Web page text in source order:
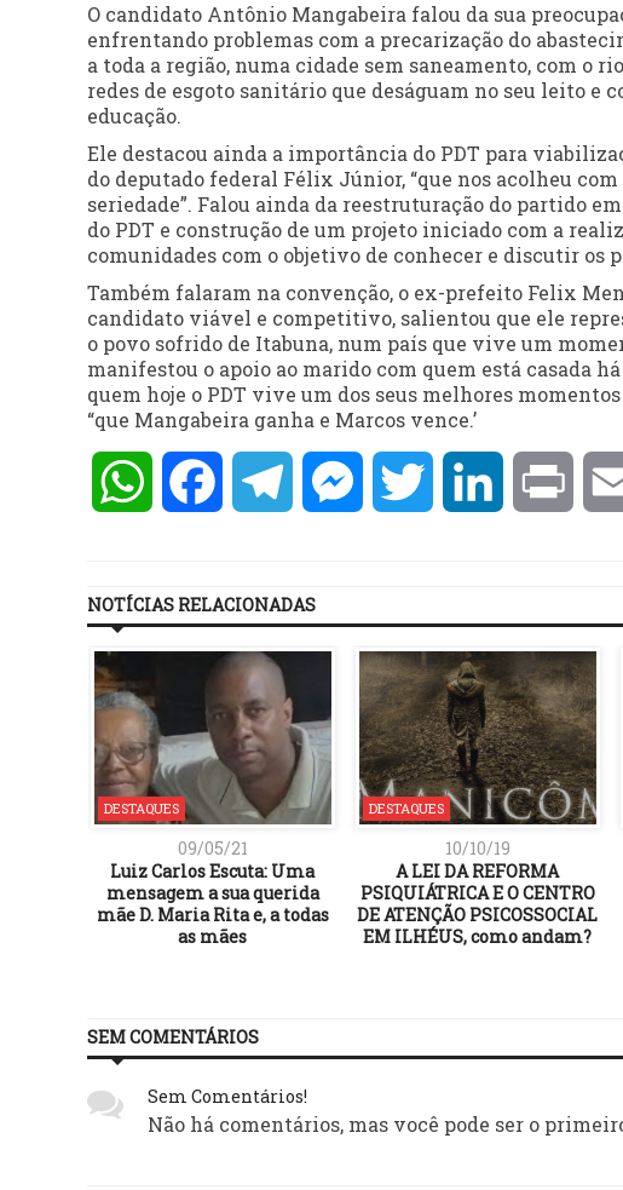
O candidato Antônio Mangabeira falou da sua
enfrentando problemas com a precarização do
a toda a região, numa cidade sem saneamento, com o
redes de esgoto sanitário que deságuam no seu leito e
educação.
Ele destacou ainda a importância do PDT para
do deputado federal Félix Júnior, “que nos acolheu
seriedade”. Falou ainda da reestruturação do partido
do PDT e construção de um projeto iniciado com a
comunidades com o objetivo de conhecer e discutir os
Também falaram na convenção, o ex-prefeito Felix
candidato viável e competitivo, salientou que ele
o povo sofrido de Itabuna, num país que vive um
manifestou o apoio ao marido com quem está casada
quem hoje o PDT vive um dos seus melhores
“que Mangabeira ganha e Marcos vence.’
WhatsAppFacebookTelegramMessengerTwitter LinkedInPrint
NOTÍCIAS RELACIONADAS
DESTAQUES
09/05/21
Luiz Carlos Escuta: Uma
mensagem a sua querida
mãe D. Maria Rita e, a todas
as mães
DESTAQUES
10/10/19
A LEI DA REFORMA
PSIQUIÁTRICA E O CENTRO
DE ATENÇÃO PSICOSSOCIAL
EM ILHÉUS, como andam?
SEM COMENTÁRIOS
Sem Comentários!
Não há comentários, mas você pode ser o